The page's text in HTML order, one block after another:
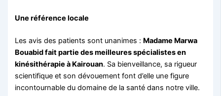
Une référence locale
Les avis des patients sont unanimes : Madame Marwa
Bouabid fait partie des meilleures spécialistes en
kinésithérapie à Kairouan. Sa bienveillance, sa rigueur
scientifique et son dévouement font d’elle une figure
incontournable du domaine de la santé dans notre ville.